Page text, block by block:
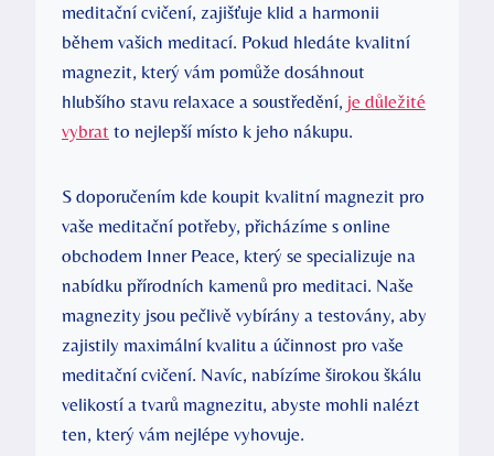
meditační cvičení, zajišťuje klid a harmonii
během vašich meditací. Pokud hledáte kvalitní
magnezit, který vám pomůže dosáhnout
hlubšího stavu relaxace a soustředění, je důležité
vybrat to nejlepší místo k jeho nákupu.
S doporučením kde koupit kvalitní magnezit pro
vaše meditační potřeby, přicházíme s online
obchodem Inner Peace, který se specializuje na
nabídku přírodních kamenů pro meditaci. Naše
magnezity jsou pečlivě vybírány a testovány, aby
zajistily maximální kvalitu a účinnost pro vaše
meditační cvičení. Navíc, nabízíme širokou škálu
velikostí a tvarů magnezitu, abyste mohli nalézt
ten, který vám nejlépe vyhovuje.